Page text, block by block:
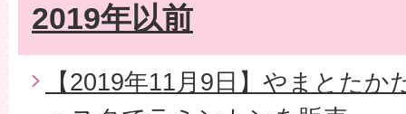
2019年以前
【2019年11月9日】やまとた